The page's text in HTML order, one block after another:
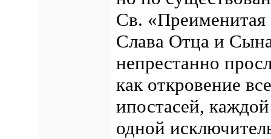
Св.
Слава Отца и
непрестанно
как откровение
ипостасей,
одной